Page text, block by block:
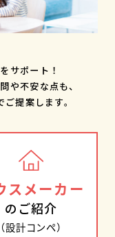
サポート！
や不安な点も、
ご提案します。
スメーカー
のご紹介
（設計コンペ）